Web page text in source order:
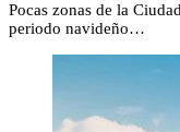
Pocas zonas de la
periodo navideño…